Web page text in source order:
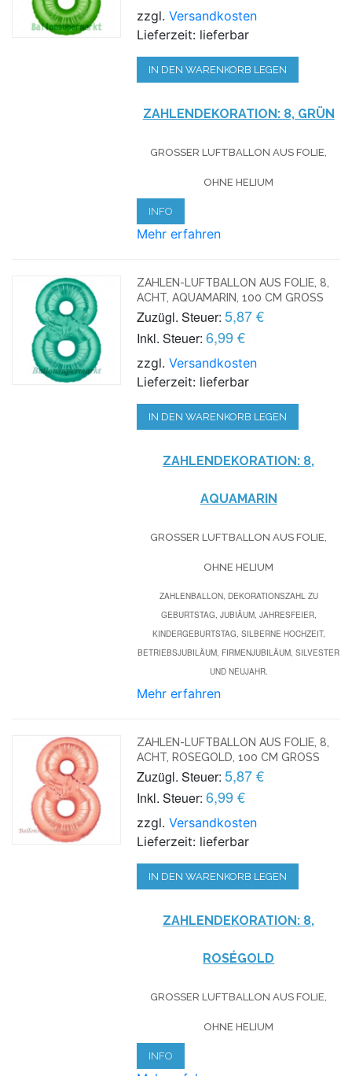
zzgl.Versandkosten
Lieferzeit: lieferbar
IN DEN WARENKORB LEGEN
ZAHLENDEKORATION: 8, GRÜN
GROSSER LUFTBALLON AUS FOLIE, O
HNE HELIUM
INFO
Mehr erfahren
ZAHLEN-LUFTBALLON AUS FOLIE, 8,
ACHT, AQUAMARIN, 100 CM GROSS
Zuzügl. Steuer: 5,87 €
Inkl. Steuer: 6,99 €
zzgl.Versandkosten
Lieferzeit: lieferbar
IN DEN WARENKORB LEGEN
ZAHLENDEKORATION: 8,
AQUAMARIN
GROSSER LUFTBALLON AUS FOLIE, O
HNE HELIUM
ZAHLENBALLON, DEKORATIONSZAHL ZU
GEBURTSTAG, JUBIÄUM, JAHRESFEIER,
KINDERGEBURTSTAG, SILBERNE HOCHZEIT,
BETRIEBSJUBILÄUM, FIRMENJUBILÄUM, SILVESTER
UND NEUJAHR.
Mehr erfahren
ZAHLEN-LUFTBALLON AUS FOLIE, 8,
ACHT, ROSEGOLD, 100 CM GROSS
Zuzügl. Steuer: 5,87 €
Inkl. Steuer: 6,99 €
zzgl.Versandkosten
Lieferzeit: lieferbar
IN DEN WARENKORB LEGEN
ZAHLENDEKORATION: 8,
ROSÉGOLD
GROSSER LUFTBALLON AUS FOLIE, O
HNE HELIUM
INFO